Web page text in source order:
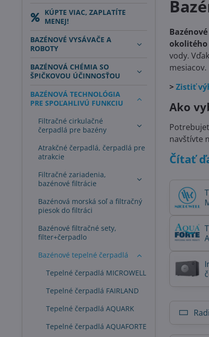
vody.
mesiacov.
>Zistiť
Ako
navštívte
Čítať
KÚPTE VIAC, ZAPLATÍTE
MENEJ!
BAZÉNOVÉ VYSÁVAČE A
ROBOTY
BAZÉNOVÁ CHÉMIA SO
ŠPIČKOVOU ÚČINNOSŤOU
BAZÉNOVÁ TECHNOLÓGIA
PRE SPOĽAHLIVÚ FUNKCIU
Filtračné cirkulačné
čerpadlá pre bazény
Atrakčné čerpadlá, čerpadlá pre
atrakcie
Filtračné zariadenia,
bazénové filtrácie
Bazénová morská soľ a filtračný
piesok do filtráci
Bazénové filtračné sety,
filter+čerpadlo
Bazénové tepelné čerpadlá
Tepelné čerpadlá MICROWELL
Tepelné čerpadlá FAIRLAND
Tepelné čerpadlá AQUARK
Tepelné čerpadlá AQUAFORTE